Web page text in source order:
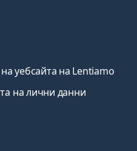
уебсайта на Lentiamo
на лични данни